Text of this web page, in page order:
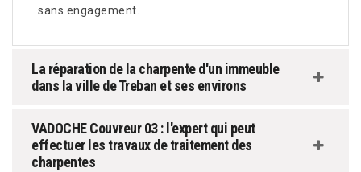
sans engagement.
La réparation de la charpente d'un immeuble
dans la ville de Treban et ses environs
VADOCHE Couvreur 03 : l'expert qui peut
effectuer les travaux de traitement des
charpentes